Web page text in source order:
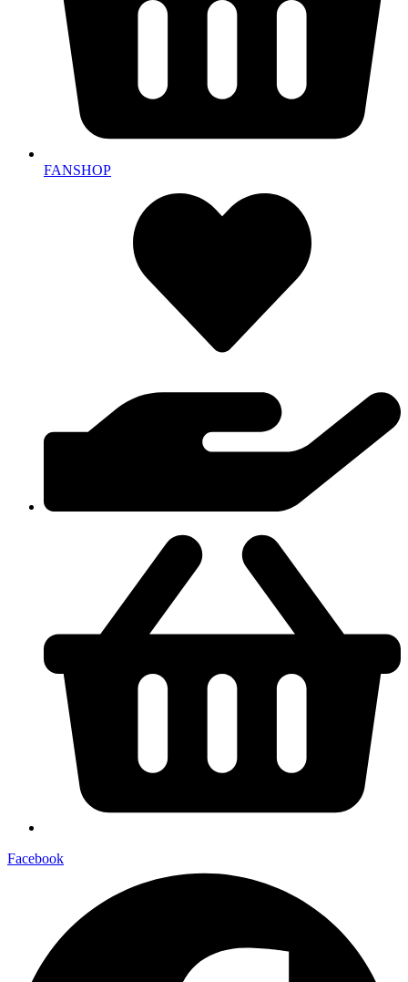
FANSHOP
Facebook